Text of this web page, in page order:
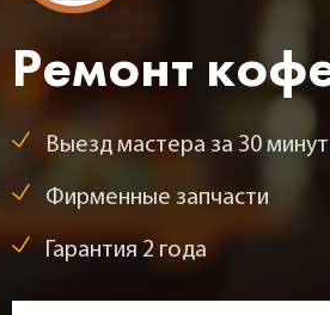
Ремонт
Выезд мастера за 30 минут
Фирменные запчасти
Гарантия 2 года